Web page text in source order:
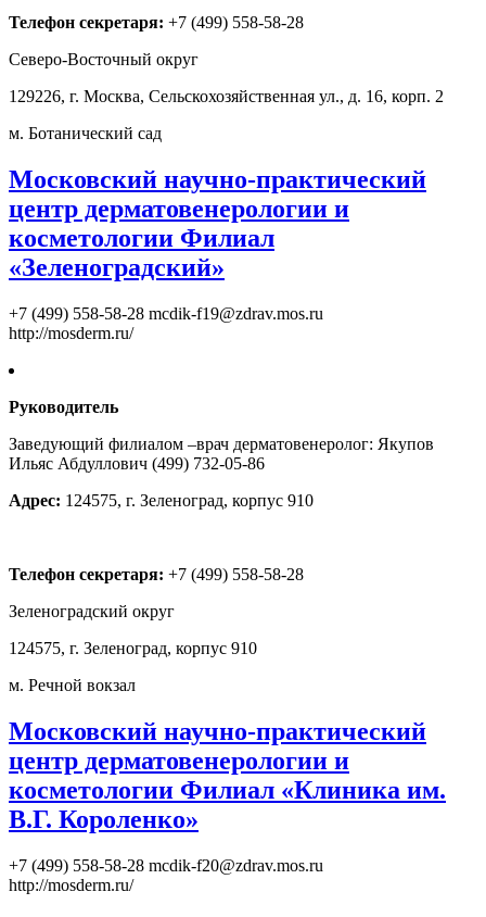
Телефон секретаря: +7 (499) 558-58-28
Северо-Восточный округ
129226, г. Москва, Сельскохозяйственная ул., д. 16, корп. 2
м. Ботанический сад
Московский научно-практический
центр дерматовенерологии и
косметологии Филиал
«Зеленоградский»
+7 (499) 558-58-28 mcdik-f19@zdrav.mos.ru
http://mosderm.ru/
Руководитель
Заведующий филиалом –врач дерматовенеролог: Якупов
Ильяс Абдуллович (499) 732-05-86
Адрес: 124575, г. Зеленоград, корпус 910
Телефон секретаря: +7 (499) 558-58-28
Зеленоградский округ
124575, г. Зеленоград, корпус 910
м. Речной вокзал
Московский научно-практический
центр дерматовенерологии и
косметологии Филиал «Клиника им.
В.Г. Короленко»
+7 (499) 558-58-28 mcdik-f20@zdrav.mos.ru
http://mosderm.ru/